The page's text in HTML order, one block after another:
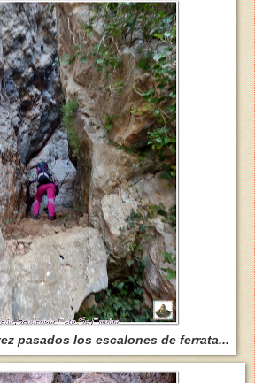
pasados los escalones de ferrata...